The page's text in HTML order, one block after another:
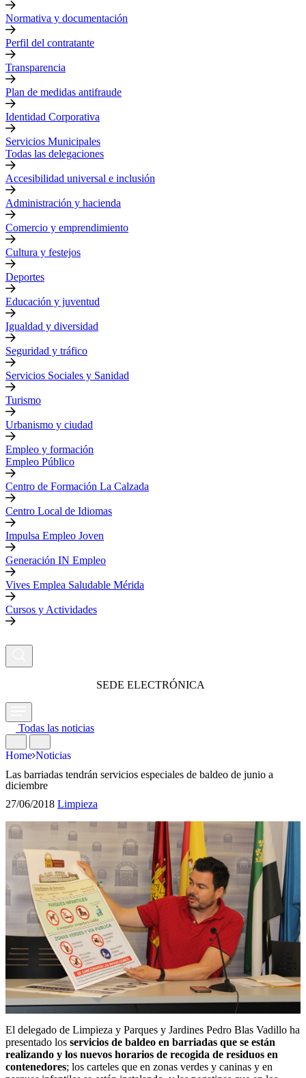
Normativa y documentación
Perfil del contratante
Transparencia
Plan de medidas antifraude
Identidad Corporativa
Servicios Municipales
Todas las delegaciones
Accesibilidad universal e inclusión
Administración y hacienda
Comercio y emprendimiento
Cultura y festejos
Deportes
Educación y juventud
Igualdad y diversidad
Seguridad y tráfico
Servicios Sociales y Sanidad
Turismo
Urbanismo y ciudad
Empleo y formación
Empleo Público
Centro de Formación La Calzada
Centro Local de Idiomas
Impulsa Empleo Joven
Generación IN Empleo
Vives Emplea Saludable Mérida
Cursos y Actividades
SEDE ELECTRÓNICA
Todas las noticias
Home Noticias
Las barriadas tendrán servicios especiales de baldeo de junio a
diciembre
27/06/2018 Limpieza
El delegado de Limpieza y Parques y Jardines Pedro Blas Vadillo ha
presentado los servicios de baldeo en barriadas que se están
realizando y los nuevos horarios de recogida de residuos en
contenedores; los carteles que en zonas verdes y caninas y en